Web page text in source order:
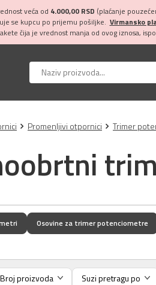
veća od 4.000,00 RSD (plaćanje
se kupcu po prijemu pošiljke. Virmansko
čija je vrednost manja od ovog iznosa,
Promenljivi otpornici Trimer
Osovine za trimer potenciometre